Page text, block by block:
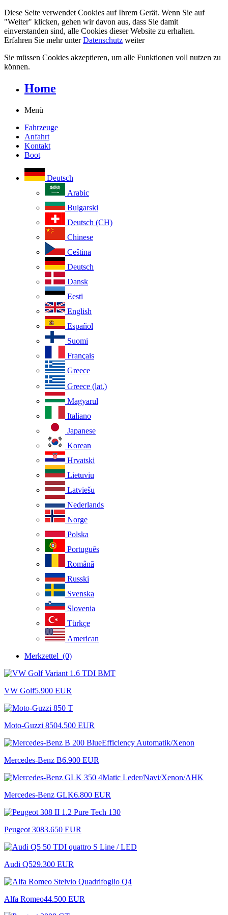
Diese Seite verwendet Cookies auf Ihrem Gerät. Wenn Sie auf
"Weiter" klicken, gehen wir davon aus, dass Sie damit
einverstanden sind, alle Cookies dieser Website zu erhalten.
Erfahren Sie mehr unterDatenschutz weiter
Sie müssen Cookies akzeptieren, um alle Funktionen voll nutzen zu
können.
Home
Menü
Fahrzeuge
Anfahrt
Kontakt
Boot
Deutsch
Arabic
Bulgarski
Deutsch (CH)
Chinese
Ceština
Deutsch
Dansk
Eesti
English
Español
Suomi
Français
Greece
Greece (lat.)
Magyarul
Italiano
Japanese
Korean
Hrvatski
Lietuviu
Latviešu
Nederlands
Norge
Polska
Português
Românã
Russki
Svenska
Slovenia
Türkçe
American
Merkzettel (0)
VW Golf5.900 EUR
Moto-Guzzi 8504.500 EUR
Mercedes-Benz B6.900 EUR
Mercedes-Benz GLK6.800 EUR
Peugeot 3083.650 EUR
Audi Q529.300 EUR
Alfa Romeo44.500 EUR